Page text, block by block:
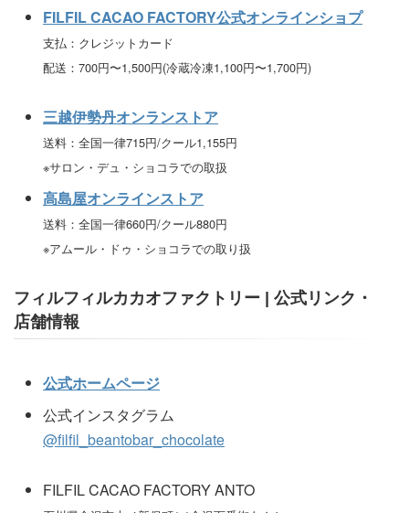
FILFIL CACAO FACTORY公式オンラインショプ
支払：クレジットカード
配送：700円〜1,500円(冷蔵冷凍1,100円〜1,700円)
三越伊勢丹オンランストア
送料：全国一律715円/クール1,155円
※サロン・デュ・ショコラでの取扱
高島屋オンラインストア
送料：全国一律660円/クール880円
※アムール・ドゥ・ショコラでの取り扱
フィルフィルカカオファクトリー | 公式リンク・
店舗情報
公式ホームページ
公式インスタグラム
@filfil_beantobar_chocolate
FILFIL CACAO FACTORY ANTO